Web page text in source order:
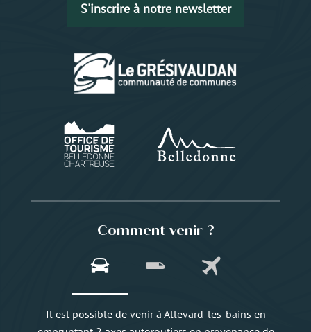
S'inscrire à notre newsletter
Comment venir ?
Il est possible de venir à Allevard-les-bains en